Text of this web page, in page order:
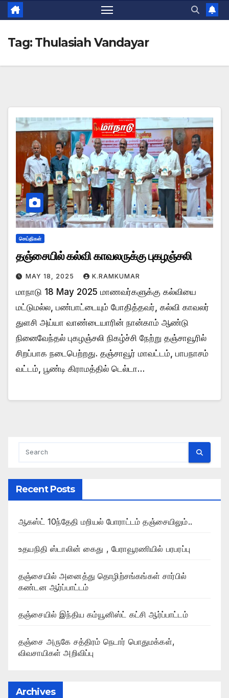
Tag: Thulasiah Vandayar
செய்திகள்
தஞ்சையில் கல்வி காவலருக்கு புகழஞ்சலி
MAY 18, 2025 K.RAMKUMAR
மாநாடு 18 May 2025 மாணவர்களுக்கு கல்வியை
மட்டுமல்ல, பண்பாட்டையும் போதித்தவர், கல்வி காவலர்
துளசி அய்யா வாண்டையாரின் நான்காம் ஆண்டு
நினைவேந்தல் புகழஞ்சலி நிகழ்ச்சி நேற்று தஞ்சாவூரில்
சிறப்பாக நடைபெற்றது. தஞ்சாவூர் மாவட்டம், பாபநாசம்
வட்டம், பூண்டி கிராமத்தில் டெல்டா…
Recent Posts
ஆகஸ்ட் 10ந்தேதி மறியல் போராட்டம் தஞ்சையிலும்..
உதயநிதி ஸ்டாலின் கைது , பேராவூரணியில் பரபரப்பு
தஞ்சையில் அனைத்து தொழிற்சங்கங்கள் சார்பில்
கண்டன ஆர்ப்பாட்டம்
தஞ்சையில் இந்திய கம்யூனிஸ்ட் கட்சி ஆர்ப்பாட்டம்
தஞ்சை அருகே சத்திரம் நெடார் பொதுமக்கள்,
விவசாயிகள் அறிவிப்பு
Archives